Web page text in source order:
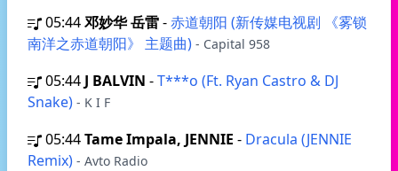
05:44邓妙华 岳雷-赤道朝阳 (新传媒电视剧 《雾锁
南洋之赤道朝阳》 主题曲) - Capital 958
05:44 J BALVIN -T***o (Ft. Ryan Castro & DJ
Snake) - K I F
05:44Tame Impala, JENNIE - Dracula (JENNIE
Remix) - Avto Radio